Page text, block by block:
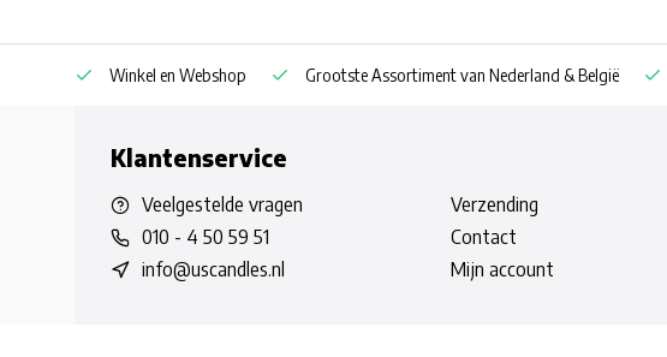
Winkel en Webshop Grootste Assortiment van Nederland & België
Klantenservice
Veelgestelde vragen
010 - 4 50 59 51
info@uscandles.nl
Verzending
Contact
Mijn account